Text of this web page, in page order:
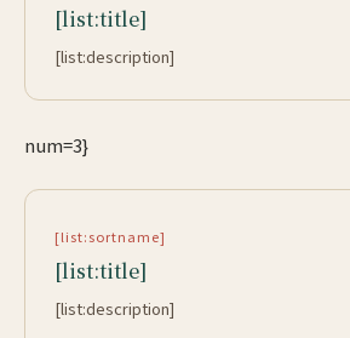
[list:title]
[list:description]
num=3}
[list:sortname]
[list:title]
[list:description]